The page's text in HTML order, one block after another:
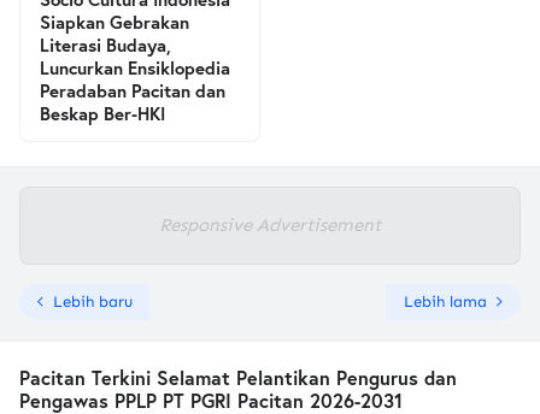
Siapkan Gebrakan
Literasi Budaya,
Luncurkan Ensiklopedia
Peradaban Pacitan dan
Beskap Ber-HKI
Responsive Advertisement
Lebih baru Lebih lama
Pacitan Terkini Selamat Pelantikan Pengurus dan
Pengawas PPLP PT PGRI Pacitan 2026-2031